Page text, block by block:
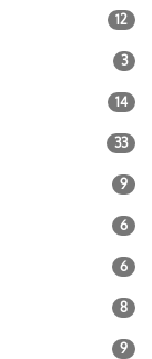
12
3
14
33
9
6
6
8
9